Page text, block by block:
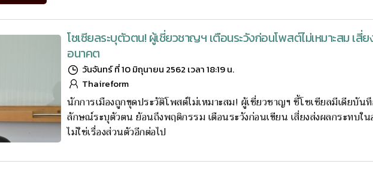
โซเซียลระบุตัวตน! ผู้เชี่ยวชาญฯ เตือนระวังก่อนโพสต์ไม่เหมาะสม เสี่ย
อนาคต
วันจันทร์ ที่ 10 มิถุนายน 2562 เวลา 18:19 น.
Thaireform
นักการเมืองถูกขุดประวัติโพสต์ไม่เหมาะสม! ผู้เชี่ยวชาญฯ ชี้โซเซียลมีเดียบัน
ลักษณ์ระบุตัวตน ย้อนถึงพฤติกรรม เตือนระวังก่อนเขียน เสี่ยงส่งผลกระทบใ
ไม่ใช่เรื่องส่วนตัวอีกต่อไป